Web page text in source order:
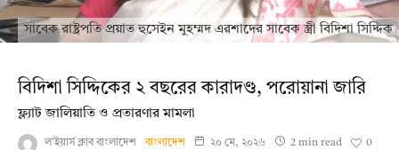
সাবেক রাষ্ট্রপতি প্রয়াত হুসেইন মুহম্মদ এরশাদের সাবেক স্ত্রী বিদিশা সিদ্দিক
বিদিশা সিদ্দিকের ২ বছরের কারাদণ্ড, পরোয়ানা জারি
ফ্ল্যাট জালিয়াতি ও প্রতারণার মামলা
ল'ইয়ার্স ক্লাব বাংলাদেশ বাংলাদেশ ২০ মে, ২০২৬ 2 min read 0